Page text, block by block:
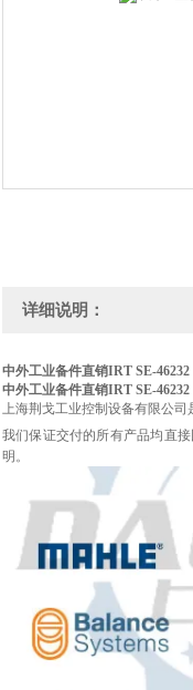
详细说明：
中外工业备件直销IRT SE-46232
中外工业备件直销IRT SE-46232
上海荆戈工业控制设备有限公
我们保证交付的所有产品均直
明。